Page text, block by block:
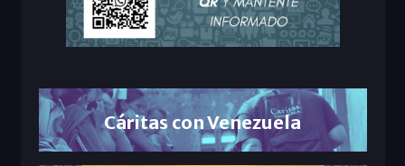
Cáritas con Venezuela